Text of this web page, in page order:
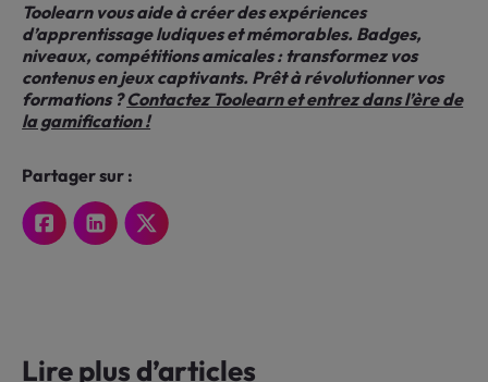
Toolearn vous aide à créer des expériences
d’apprentissage ludiques et mémorables. Badges,
niveaux, compétitions amicales : transformez vos
contenus en jeux captivants. Prêt à révolutionner vos
formations ?Contactez Toolearn et entrez dans l’ère de
la gamification !
Partager sur :
Lire plus d’articles